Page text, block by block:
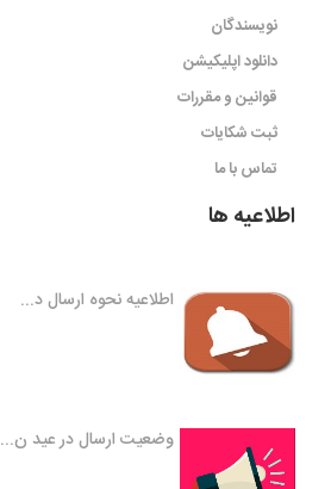
نویسندگان
دانلود اپلیکیشن
قوانین و مقررات
ثبت شکایات
تماس با ما
اطلاعیه ها
اطلاعیه نحوه ارسال د...
وضعیت ارسال در عید ن...